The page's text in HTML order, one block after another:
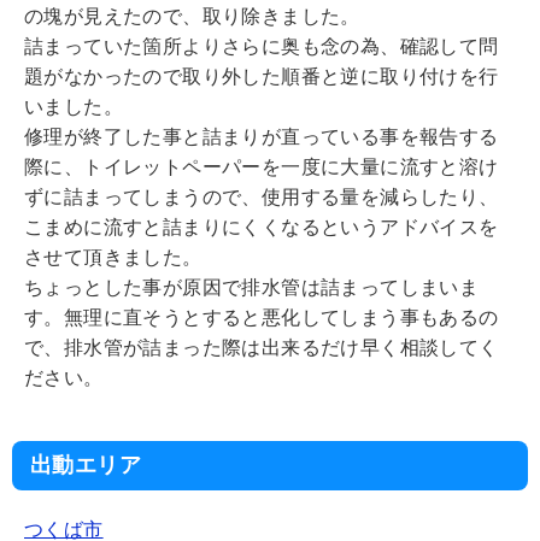
の塊が見えたので、取り除きました。
詰まっていた箇所よりさらに奥も念の為、確認して問
題がなかったので取り外した順番と逆に取り付けを行
いました。
修理が終了した事と詰まりが直っている事を報告する
際に、トイレットペーパーを一度に大量に流すと溶け
ずに詰まってしまうので、使用する量を減らしたり、
こまめに流すと詰まりにくくなるというアドバイスを
させて頂きました。
ちょっとした事が原因で排水管は詰まってしまいま
す。無理に直そうとすると悪化してしまう事もあるの
で、排水管が詰まった際は出来るだけ早く相談してく
ださい。
出動エリア
つくば市